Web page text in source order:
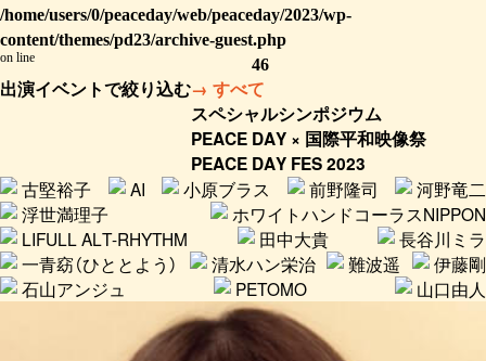
/home/users/0/peaceday/web/peaceday/2023/wp-
content/themes/pd23/archive-guest.php
on line 46
出演イベントで絞り込む→ すべて
スペシャルシンポジウム
PEACE DAY × 国際平和映像祭
PEACE DAY FES 2023
古堅裕子
AI 小原ブラス 前野隆司
河野竜二
浮世満理子
ホワイトハンドコーラスNIPPON
LIFULL ALT-RHYTHM
田中大貴
長谷川ミラ
一青窈（ひととよう）
清水ハン栄治 難波遥
伊藤剛
石山アンジュ
PETOMO 山口由人